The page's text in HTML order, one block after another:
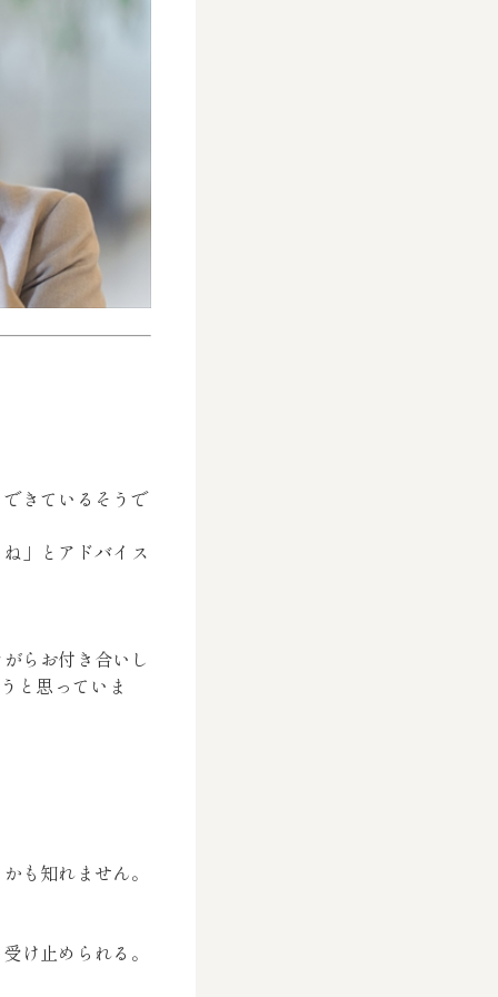
きているそうで
」とアドバイス
らお付き合いし
と思っていま
も知れません。
け止められる。